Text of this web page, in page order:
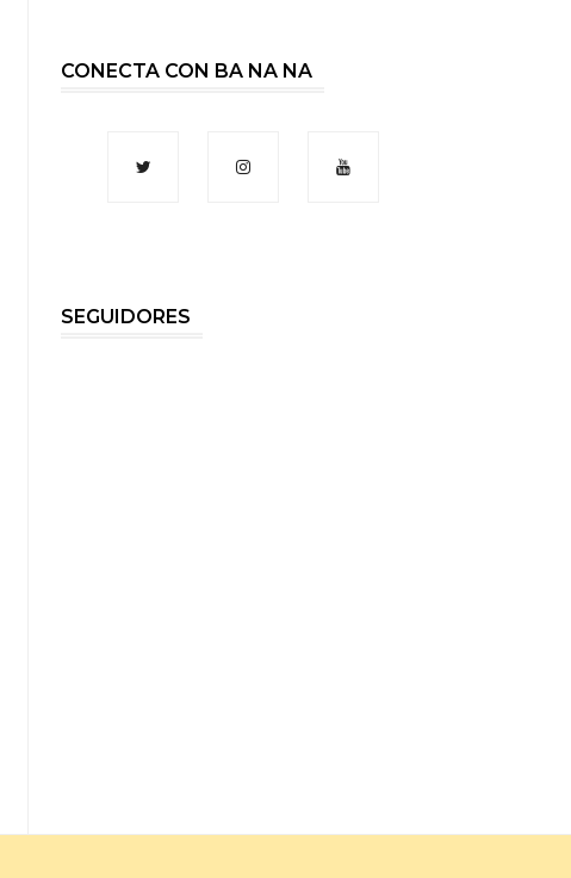
CONECTA CON BA NA NA
SEGUIDORES